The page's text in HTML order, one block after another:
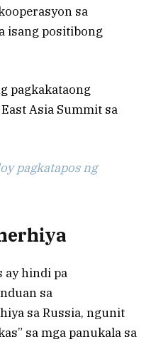
sa
isang positibong
pagkakataong
Asia Summit sa
pagkatapos ng
ay hindi pa
sa
sa Russia, ngunit
sa mga panukala sa